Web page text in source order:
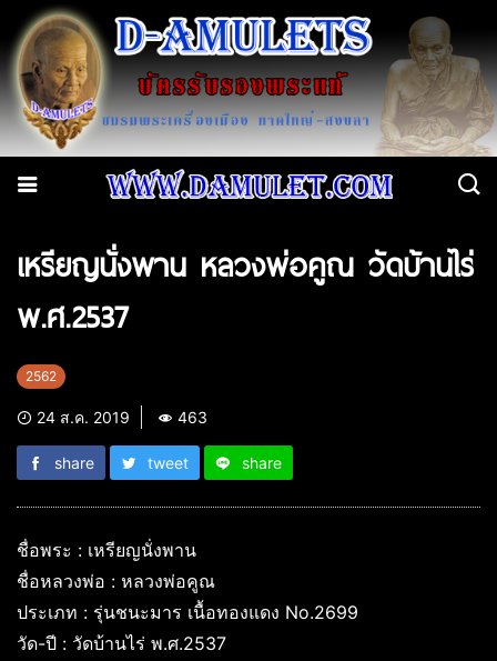
เหรียญนั่งพาน หลวงพ่อคูณ วัดบ้านไร่
พ.ศ.2537
2562
24 ส.ค. 2019 463
share tweet share
ชื่อพระ : เหรียญนั่งพาน
ชื่อหลวงพ่อ : หลวงพ่อคูณ
ประเภท : รุ่นชนะมาร เนื้อทองแดง No.2699
วัด-ปี : วัดบ้านไร่ พ.ศ.2537